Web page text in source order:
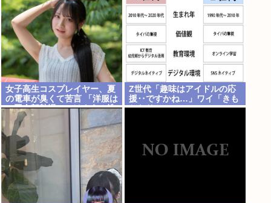
女子高生コスプレイヤー、夏
の電車が臭くて苦言 「洋服は
一回全部熱湯につけよう！洗
濯機はキッチンハイター薄め
た水で一回まわそう！」
Z世代「趣味はアイドルの応
援‥ですかね…」ワイ「きも
ちわりーwww」